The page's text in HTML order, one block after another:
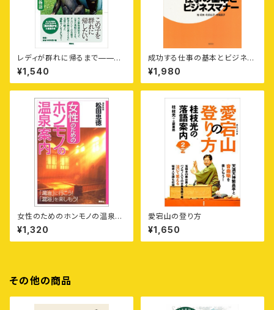
レディが群れに帰るまで——母
を亡くしたチンパンジーと飼育
員の物語
¥1,540
成功する仕事の基本とビジネス
マナー——学生・社会人のため
の実践的テキスト
¥1,980
女性のためのホンモノの温泉案
内
¥1,320
愛宕山の登り方
¥1,650
その他の商品